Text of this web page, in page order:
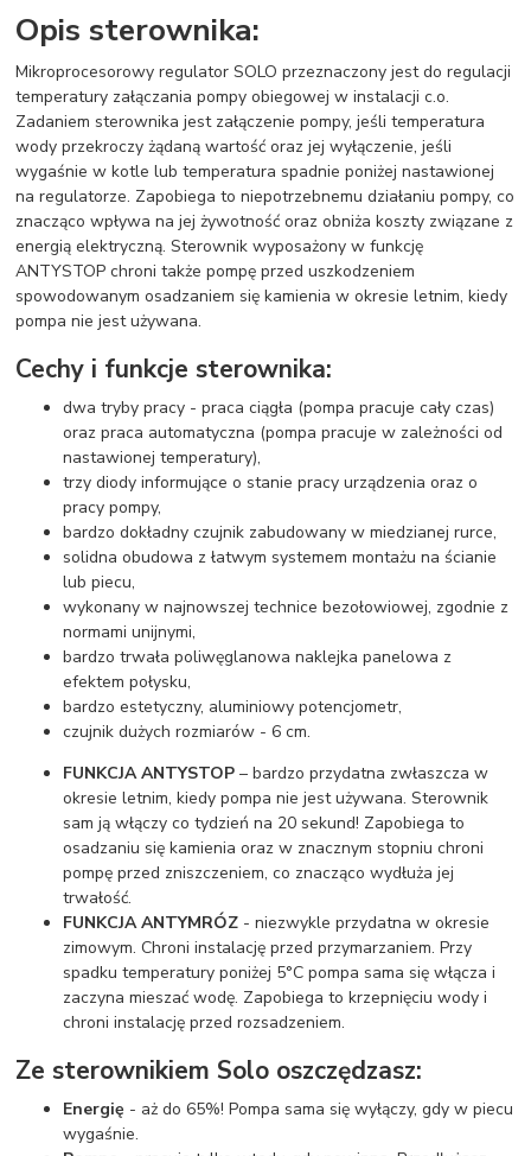
Opis sterownika:
Mikroprocesorowy regulator SOLO przeznaczony jest do regulacji
temperatury załączania pompy obiegowej w instalacji c.o.
Zadaniem sterownika jest załączenie pompy, jeśli temperatura
wody przekroczy żądaną wartość oraz jej wyłączenie, jeśli
wygaśnie w kotle lub temperatura spadnie poniżej nastawionej
na regulatorze. Zapobiega to niepotrzebnemu działaniu pompy, co
znacząco wpływa na jej żywotność oraz obniża koszty związane z
energią elektryczną. Sterownik wyposażony w funkcję
ANTYSTOP chroni także pompę przed uszkodzeniem
spowodowanym osadzaniem się kamienia w okresie letnim, kiedy
pompa nie jest używana.
Cechy i funkcje sterownika:
dwa tryby pracy - praca ciągła (pompa pracuje cały czas)
oraz praca automatyczna (pompa pracuje w zależności od
nastawionej temperatury),
trzy diody informujące o stanie pracy urządzenia oraz o
pracy pompy,
bardzo dokładny czujnik zabudowany w miedzianej rurce,
solidna obudowa z łatwym systemem montażu na ścianie
lub piecu,
wykonany w najnowszej technice bezołowiowej, zgodnie z
normami unijnymi,
bardzo trwała poliwęglanowa naklejka panelowa z
efektem połysku,
bardzo estetyczny, aluminiowy potencjometr,
czujnik dużych rozmiarów - 6 cm.
FUNKCJA ANTYSTOP – bardzo przydatna zwłaszcza w
okresie letnim, kiedy pompa nie jest używana. Sterownik
sam ją włączy co tydzień na 20 sekund! Zapobiega to
osadzaniu się kamienia oraz w znacznym stopniu chroni
pompę przed zniszczeniem, co znacząco wydłuża jej
trwałość.
FUNKCJA ANTYMRÓZ - niezwykle przydatna w okresie
zimowym. Chroni instalację przed przymarzaniem. Przy
spadku temperatury poniżej 5°C pompa sama się włącza i
zaczyna mieszać wodę. Zapobiega to krzepnięciu wody i
chroni instalację przed rozsadzeniem.
Ze sterownikiem Solo oszczędzasz:
Energię - aż do 65%! Pompa sama się wyłączy, gdy w piecu
wygaśnie.